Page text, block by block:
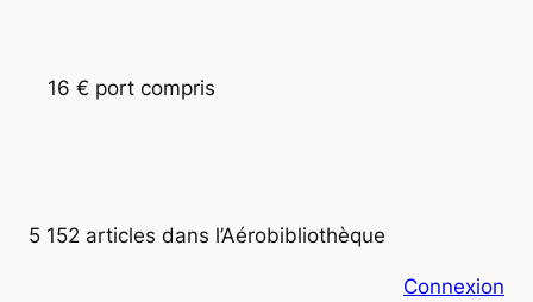
16 € port compris
5 152 articles dans l’Aérobibliothèque
Connexion